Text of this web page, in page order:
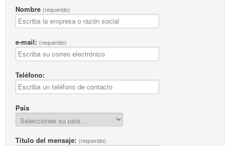
Nombre (requerido)
e-mail: (requerido)
Teléfono:
País
Título del mensaje: (requerido)